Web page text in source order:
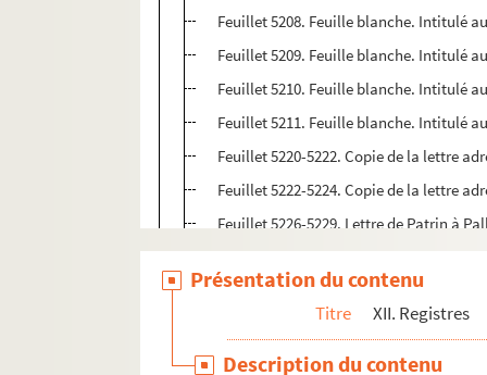
Feuillet 5208. Feuille blanche. Intitulé
Feuillet 5209. Feuille blanche. Intitulé
Feuillet 5210. Feuille blanche. Intitulé
Feuillet 5211. Feuille blanche. Intitulé
Feuillet 5220-5222. Copie de la lettre
Feuillet 5222-5224. Copie de la lettre
Feuillet 5226-5229. Lettre de Patrin à
Feuillet 5230-5231. Copie de la lettre
Feuillet 5234. « Epée nationale pour M.
Feuillet 5236-5243. Extrait du procès-
Feuillet 5244-5246. Copie de la lettre
Présentation du contenu
Titre XII. Registres
Description du contenu